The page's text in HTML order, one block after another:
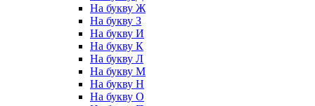
На букву Ж
На букву З
На букву И
На букву К
На букву Л
На букву М
На букву Н
На букву О